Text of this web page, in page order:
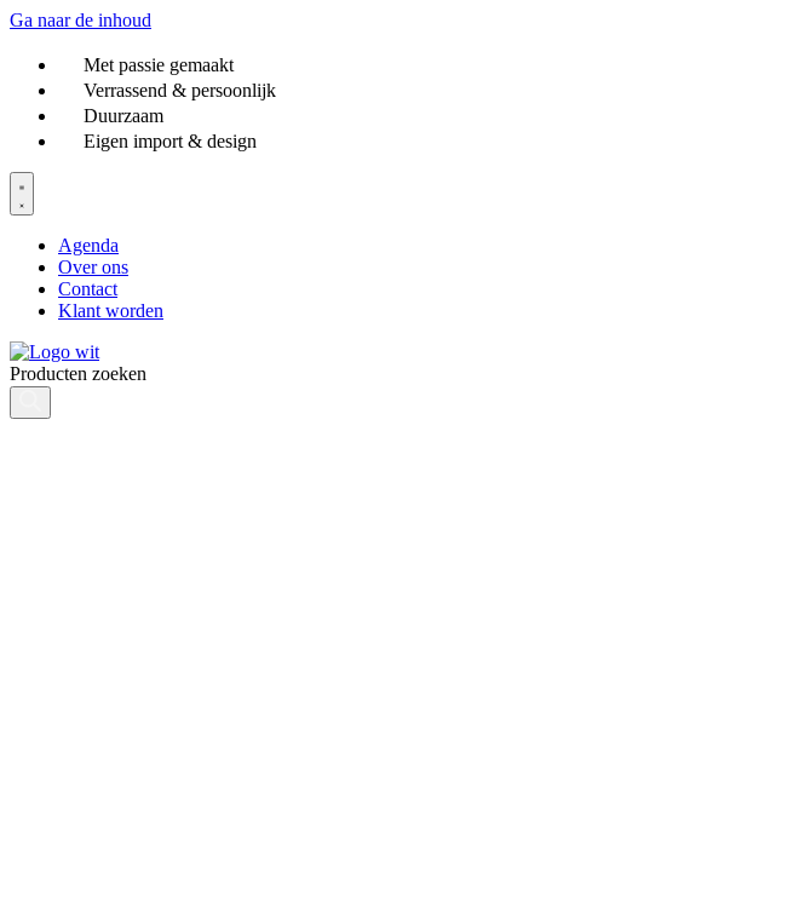
Ga naar de inhoud
Met passie gemaakt
Verrassend & persoonlijk
Duurzaam
Eigen import & design
Agenda
Over ons
Contact
Klant worden
Producten zoeken